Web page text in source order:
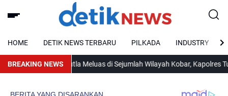
HOME DETIK NEWS TERBARU PILKADA INDUSTRY
BREAKING NEWS
Karhutla Meluas di Sejumlah Wilayah Kobar, Kapolres Turun